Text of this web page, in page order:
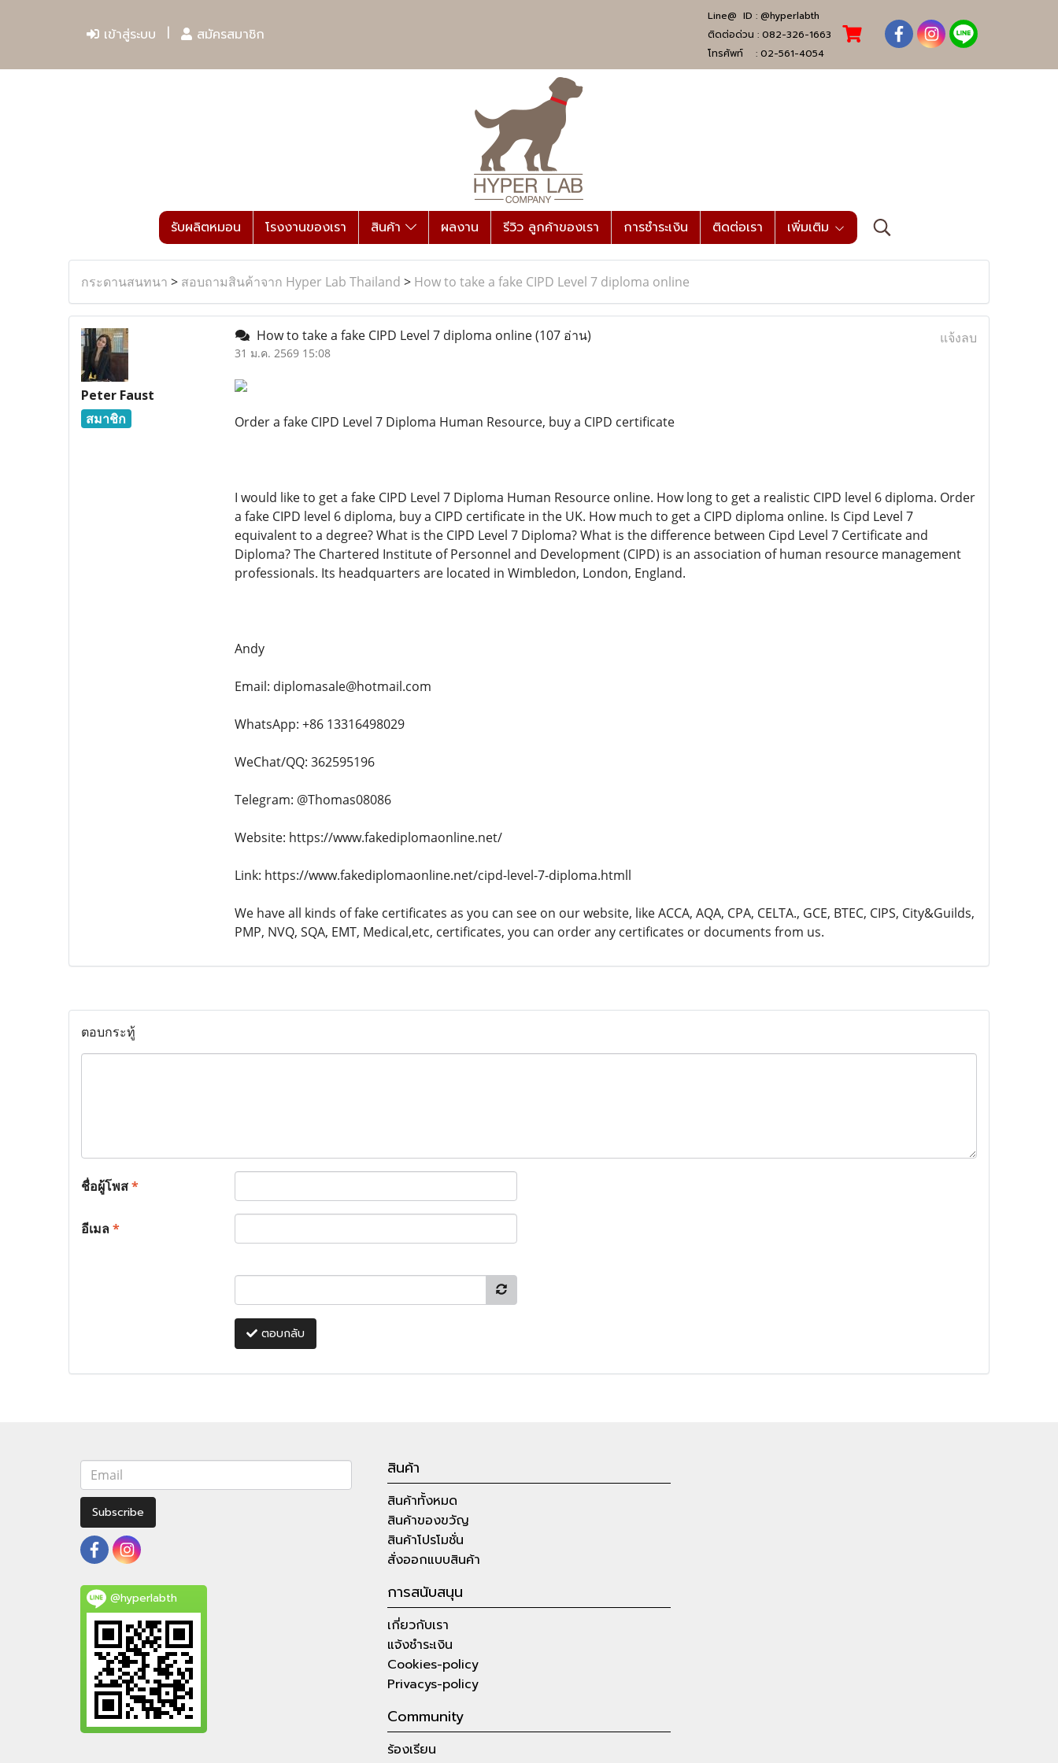
เข้าสู่ระบบ สมัครสมาชิก
Line@ ID : @hyperlabth
ติดต่อด่วน : 082-326-1663
โทรศัพท์ : 02-561-4054
รับผลิตหมอน โรงงานของเรา สินค้า ผลงาน รีวิว ลูกค้าของเรา การชำระเงิน ติดต่อเรา เพิ่มเติม
กระดานสนทนา > สอบถามสินค้าจาก Hyper Lab Thailand > How to take a fake CIPD Level 7 diploma online
Peter Faust
สมาชิก
How to take a fake CIPD Level 7 diploma online(107 อ่าน)
31 ม.ค. 2569 15:08
แจ้งลบ
Order a fake CIPD Level 7 Diploma Human Resource, buy a CIPD certificate
I would like to get a fake CIPD Level 7 Diploma Human Resource online. How long to get a realistic CIPD level 6 diploma. Order
a fake CIPD level 6 diploma, buy a CIPD certificate in the UK. How much to get a CIPD diploma online. Is Cipd Level 7
equivalent to a degree? What is the CIPD Level 7 Diploma? What is the difference between Cipd Level 7 Certificate and
Diploma? The Chartered Institute of Personnel and Development (CIPD) is an association of human resource management
professionals. Its headquarters are located in Wimbledon, London, England.
Andy
Email: diplomasale@hotmail.com
WhatsApp: +86 13316498029
WeChat/QQ: 362595196
Telegram: @Thomas08086
Website: https://www.fakediplomaonline.net/
Link: https://www.fakediplomaonline.net/cipd-level-7-diploma.htmll
We have all kinds of fake certificates as you can see on our website, like ACCA, AQA, CPA, CELTA., GCE, BTEC, CIPS, City&Guilds,
PMP, NVQ, SQA, EMT, Medical,etc, certificates, you can order any certificates or documents from us.
ตอบกระทู้
ชื่อผู้โพส*
อีเมล*
ตอบกลับ
Subscribe
@hyperlabth
สินค้า
สินค้าทั้งหมด
สินค้าของขวัญ
สินค้าโปรโมชั่น
สั่งออกแบบสินค้า
การสนับสนุน
เกี่ยวกับเรา
แจ้งชำระเงิน
Cookies-policy
Privacys-policy
Community
ร้องเรียน